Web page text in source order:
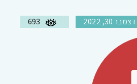
דצמבר 30, 2022 693